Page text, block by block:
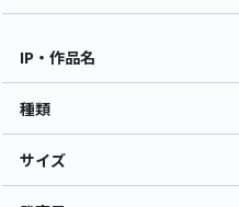
IP・作品名
種類
サイズ